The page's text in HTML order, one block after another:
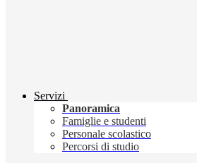
Servizi
Panoramica
Famiglie e studenti
Personale scolastico
Percorsi di studio